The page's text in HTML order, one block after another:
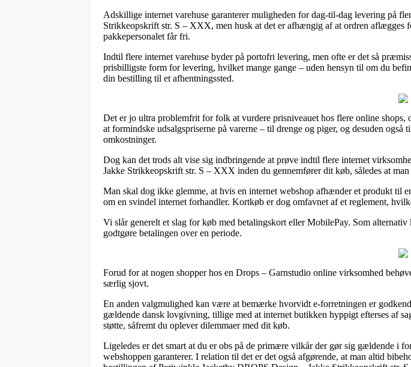
Adskillige internet varehuse garanterer muligheden for dag-til-dag levering på
Strikkeopskrift str. S – XXX, men husk at det er afhængig af at ordren aflægges
pakkepersonalet får fri.
Indtil flere internet varehuse byder på portofri levering, men ofte er det så
prisbilligste form for levering, hvilket mange gange – uden hensyn til om du
din bestilling til et afhentningssted.
Det er jo ultra problemfrit for folk at vurdere prisniveauet hos flere online
at formindske udsalgspriserne på varerne – til drenge og piger, og desuden
omkostninger.
Dog kan det trods alt vise sig indbringende at prøve indtil flere internet
Jakke Strikkeopskrift str. S – XXX inden du gennemfører dit køb, således at
Man skal dog ikke glemme, at hvis en internet webshop afhænder et produkt
om en svindel internet forhandler. Kortkøb er dog omfavnet af et reglement,
Vi slår generelt et slag for køb med betalingskort eller MobilePay. Som
godtgøre betalingen over en periode.
Forud for at nogen shopper hos en Drops – Garnstudio online virksomhed
særlig sjovt.
En anden valgmulighed kan være at bemærke hvorvidt e-forretningen er
gældende dansk lovgivning, tillige med at internet butikken hyppigt efterses af
støtte, såfremt du oplever dilemmaer med dit køb.
Ligeledes er det smart at du er obs på de primære vilkår der gør sig gældende i
webshoppen garanterer. I relation til det er det også afgørende, at man altid